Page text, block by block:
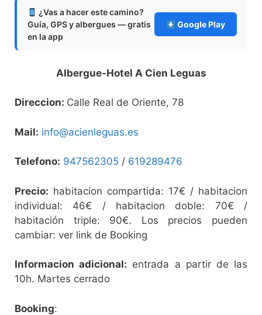
¿Vas a hacer este camino?
Guía, GPS y albergues — gratis
en la app
Google Play
Albergue-Hotel A Cien Leguas
Direccion: Calle Real de Oriente, 78
Mail: info@acienleguas.es
Telefono: 947562305 / 619289476
Precio: habitacion compartida: 17€ / habitacion
individual: 46€ / habitacion doble: 70€ /
habitación triple: 90€. Los precios pueden
cambiar: ver link de Booking
Informacion adicional: entrada a partir de las
10h. Martes cerrado
Booking: